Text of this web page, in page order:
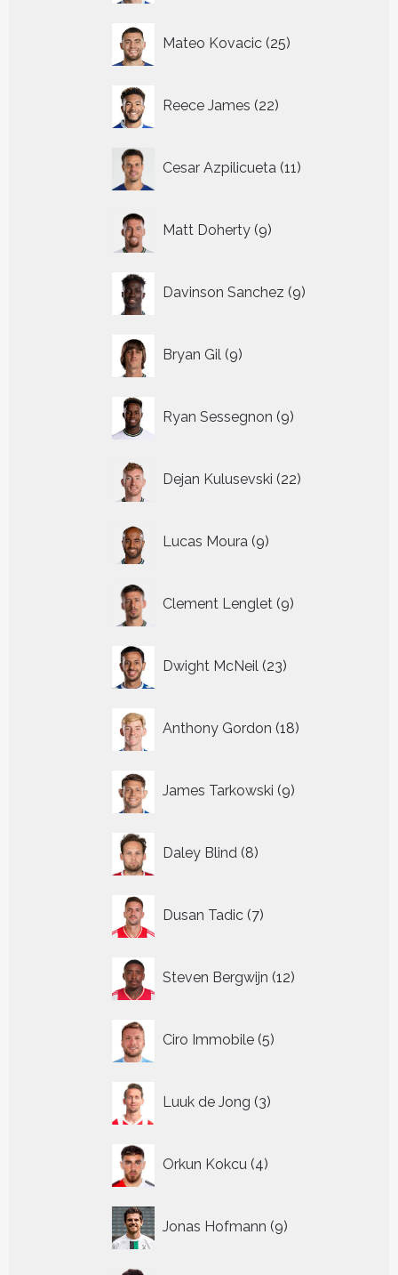
Mateo Kovacic 25
producten
Reece James 22
producten
Cesar Azpilicueta 11
producten
Matt Doherty 9
producten
Davinson Sanchez 9
producten
Bryan Gil 9
producten
Ryan Sessegnon 9
producten
Dejan Kulusevski 22
producten
Lucas Moura 9
producten
Clement Lenglet 9
producten
Dwight McNeil 23
producten
Anthony Gordon 18
producten
James Tarkowski 9
producten
Daley Blind 8
producten
Dusan Tadic 7
producten
Steven Bergwijn 12
producten
Ciro Immobile 5
producten
Luuk de Jong 3
producten
Orkun Kokcu 4
producten
Jonas Hofmann 9
producten